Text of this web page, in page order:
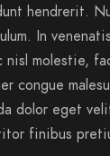
hendrerit.
In
nisl molestie,
congue
dolor eget
finibus